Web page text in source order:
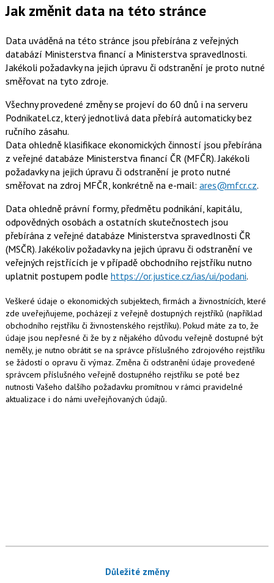
Jak změnit data na této stránce
Data uváděná na této stránce jsou přebírána z veřejných
databází Ministerstva financí a Ministerstva spravedlnosti.
Jakékoli požadavky na jejich úpravu či odstranění je proto nutné
směřovat na tyto zdroje.
Všechny provedené změny se projeví do 60 dnů i na serveru
Podnikatel.cz, který jednotlivá data přebírá automaticky bez
ručního zásahu.
Data ohledně klasifikace ekonomických činností jsou přebírána
z veřejné databáze Ministerstva financí ČR (MFČR). Jakékoli
požadavky na jejich úpravu či odstranění je proto nutné
směřovat na zdroj MFČR, konkrétně na e-mail: ares@mfcr.cz.
Data ohledně právní formy, předmětu podnikání, kapitálu,
odpovědných osobách a ostatních skutečnostech jsou
přebírána z veřejné databáze Ministerstva spravedlnosti ČR
(MSČR). Jakékoliv požadavky na jejich úpravu či odstranění ve
veřejných rejstřících je v případě obchodního rejstříku nutno
uplatnit postupem podle https://or.justice.cz/ias/ui/podani.
Veškeré údaje o ekonomických subjektech, firmách a živnostnících, které
zde uveřejňujeme, pocházejí z veřejně dostupných rejstříků (například
obchodního rejstříku či živnostenského rejstříku). Pokud máte za to, že
údaje jsou nepřesné či že by z nějakého důvodu veřejně dostupné být
neměly, je nutno obrátit se na správce příslušného zdrojového rejstříku
se žádostí o opravu či výmaz. Změna či odstranění údaje provedené
správcem příslušného veřejně dostupného rejstříku se poté bez
nutnosti Vašeho dalšího požadavku promítnou v rámci pravidelné
aktualizace i do námi uveřejňovaných údajů.
Důležité změny